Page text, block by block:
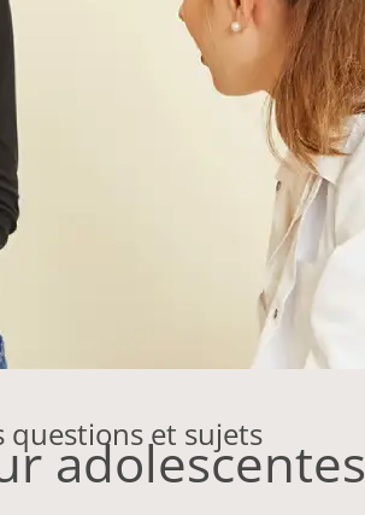
questions et sujets
adolescentes